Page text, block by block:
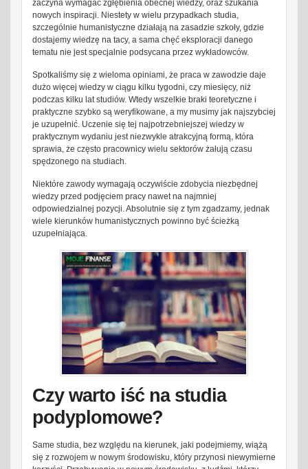
zaczyna wymagać zgłębienia obecnej wiedzy, oraz szukania
nowych inspiracji. Niestety w wielu przypadkach studia,
szczególnie humanistyczne działają na zasadzie szkoły, gdzie
dostajemy wiedzę na tacy, a sama chęć eksploracji danego
tematu nie jest specjalnie podsycana przez wykładowców.
Spotkaliśmy się z wieloma opiniami, że praca w zawodzie daje
dużo więcej wiedzy w ciągu kilku tygodni, czy miesięcy, niż
podczas kilku lat studiów. Wtedy wszelkie braki teoretyczne i
praktyczne szybko są weryfikowane, a my musimy jak najszybciej
je uzupełnić. Uczenie się tej najpotrzebniejszej wiedzy w
praktycznym wydaniu jest niezwykle atrakcyjną formą, która
sprawia, że często pracownicy wielu sektorów żałują czasu
spędzonego na studiach.
Niektóre zawody wymagają oczywiście zdobycia niezbędnej
wiedzy przed podjęciem pracy nawet na najmniej
odpowiedzialnej pozycji. Absolutnie się z tym zgadzamy, jednak
wiele kierunków humanistycznych powinno być ścieżką
uzupełniająca.
Czy warto iść na studia
podyplomowe?
Same studia, bez względu na kierunek, jaki podejmiemy, wiążą
się z rozwojem w nowym środowisku, który przynosi niewymierne